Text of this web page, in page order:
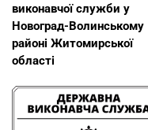
виконавчої служби у
Новоград-Волинському
районі Житомирської
області